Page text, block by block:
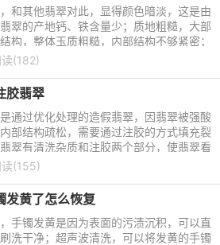
和其他翡翠对此，显得颜色暗淡，这是由
翠的产地钙、铁含量少；质地粗糙，大部
构，整体玉质粗糙，内部结构不够紧密；
组成中的钠铬辉石含量较低，看起来水分
读(182)
胶翡翠
通过优化处理的造假翡翠，因翡翠被强酸
部结构疏松，需要通过注胶的方式填充裂
翠有清洗杂质和注胶两个部分，使翡翠看
满美丽。注胶翡翠可以从颜色和光泽上鉴
读(155)
发黄了怎么恢复
手镯发黄是因为表面的污渍沉积，可以直
洗干净；超声波清洗，可以将发黄的手镯